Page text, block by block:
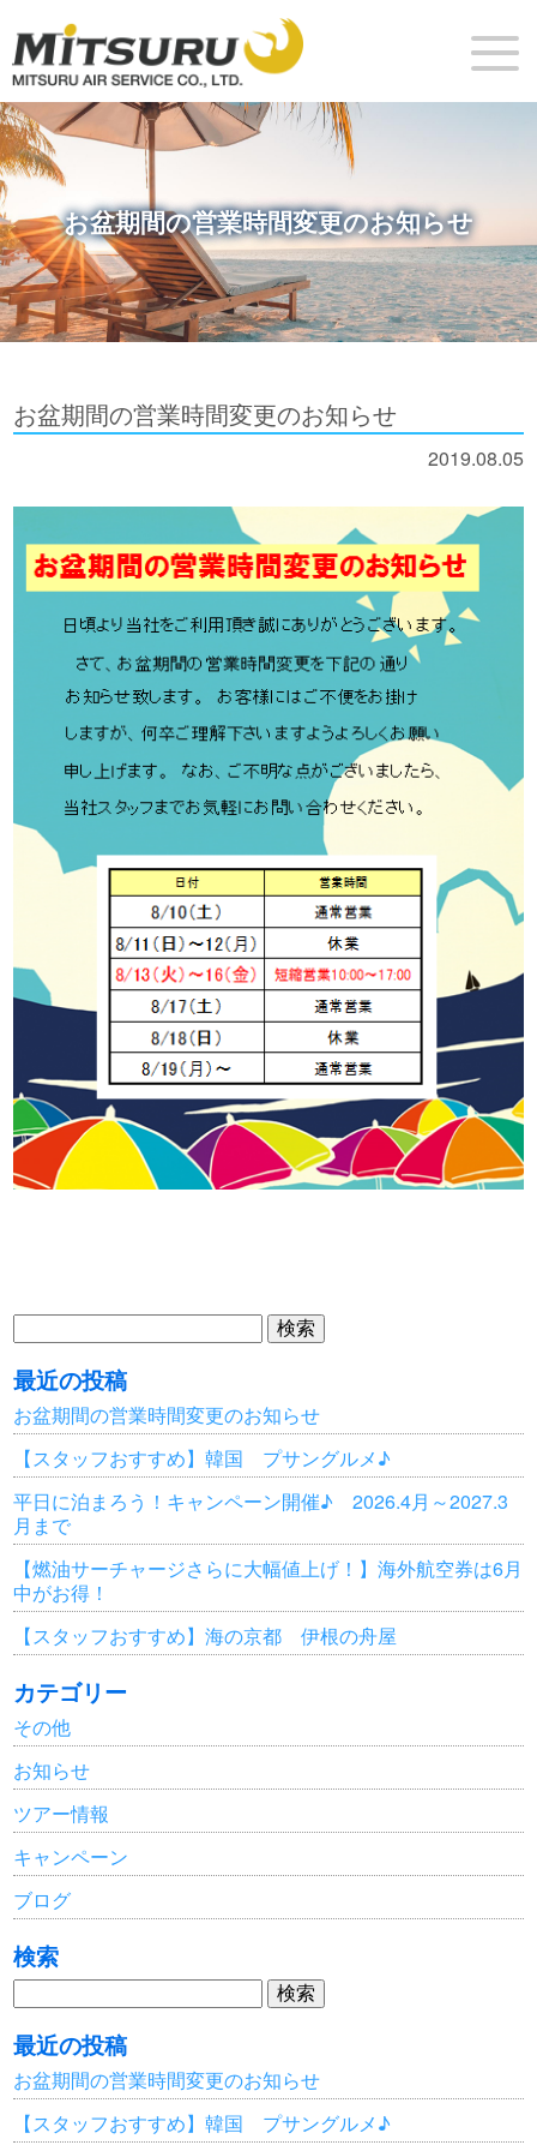
お盆期間の営業時間変更のお知らせ
お盆期間の営業時間変更のお知らせ
2019.08.05
検
索:
最近の投稿
お盆期間の営業時間変更のお知らせ
【スタッフおすすめ】韓国 プサングルメ♪
平日に泊まろう！キャンペーン開催♪ 2026.4月～2027.3
月まで
【燃油サーチャージさらに大幅値上げ！】海外航空券は6月
中がお得！
【スタッフおすすめ】海の京都 伊根の舟屋
カテゴリー
その他
お知らせ
ツアー情報
キャンペーン
ブログ
検索
検
索:
最近の投稿
お盆期間の営業時間変更のお知らせ
【スタッフおすすめ】韓国 プサングルメ♪